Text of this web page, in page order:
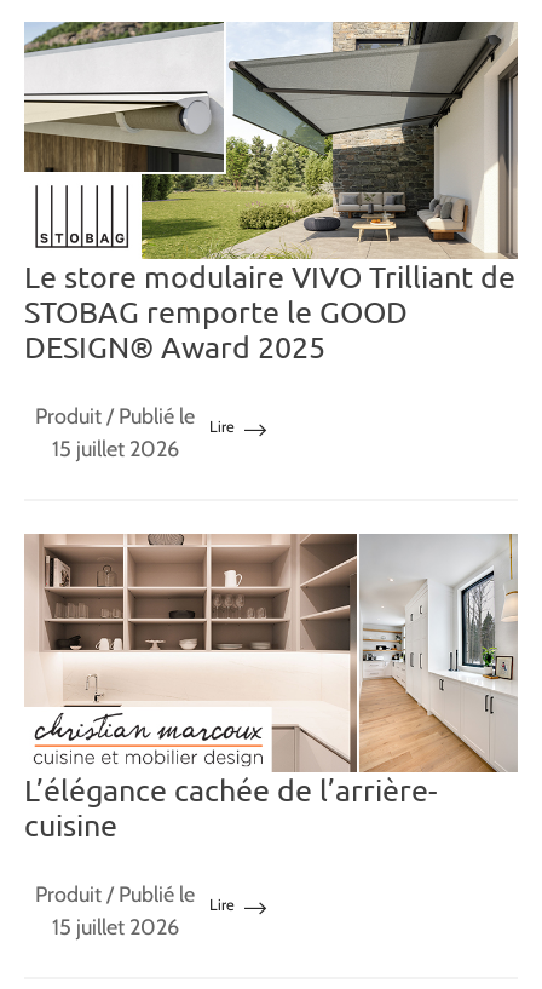
Le store modulaire VIVO Trilliant de
STOBAG remporte le GOOD
DESIGN® Award 2025
Produit/ Publié le
15 juillet 2026
Lire
L’élégance cachée de l’arrière-
cuisine
Produit/ Publié le
15 juillet 2026
Lire